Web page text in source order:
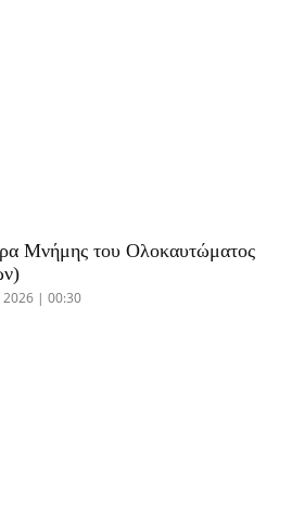
Μνήμης του Ολοκαυτώματος
2026 | 00:30